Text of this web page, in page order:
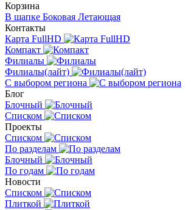
Корзина
В шапке Боковая Летающая
Контакты
Карта FullHD
Компакт
Филиалы
Филиалы(лайт)
С выбором региона
Блог
Блочный
Списком
Проекты
Списком
По разделам
Блочный
По годам
Новости
Списком
Плиткой